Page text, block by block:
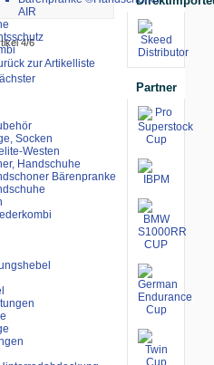
AIR
Socken
Westen
Handschuhe
Bärenpranke
4/6
zur Artikelliste
Partner